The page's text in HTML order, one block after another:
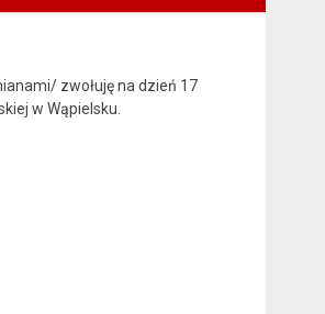
zwołuję na dzień 17
w Wąpielsku.